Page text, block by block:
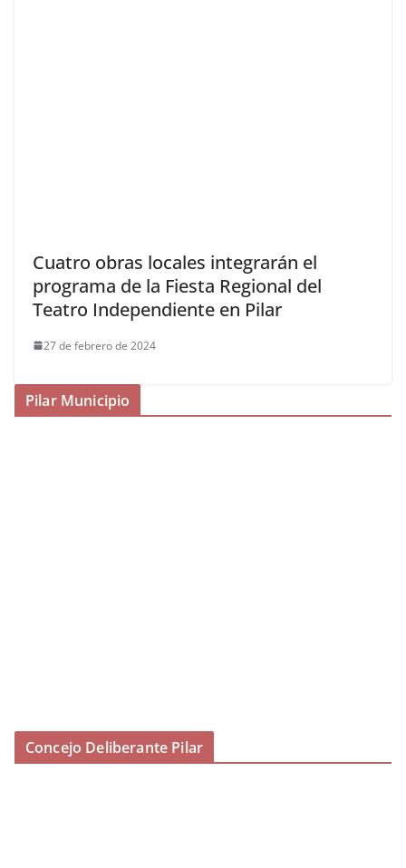
Cuatro obras locales integrarán el
programa de la Fiesta Regional del
Teatro Independiente en Pilar
27 de febrero de 2024
Pilar Municipio
Concejo Deliberante Pilar